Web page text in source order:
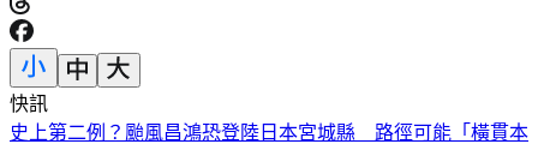
快訊
中職／兄弟又損大將！2重砲動刀 許基宏、張志豪「整季報